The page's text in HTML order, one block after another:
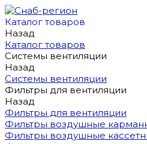
Каталог товаров
Назад
Каталог товаров
Системы вентиляции
Назад
Системы вентиляции
Фильтры для вентиляции
Назад
Фильтры для вентиляции
Фильтры воздушные
Фильтры воздушные